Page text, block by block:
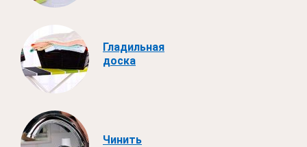
Гладильная
доска
Чинить